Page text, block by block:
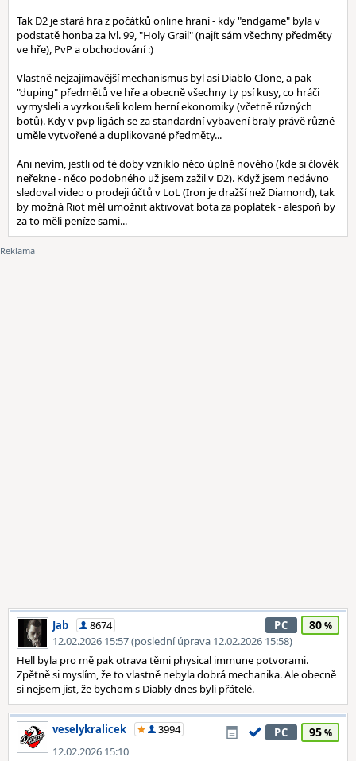
Tak D2 je stará hra z počátků online hraní - kdy "endgame" byla v
podstatě honba za lvl. 99, "Holy Grail" (najít sám všechny předměty
ve hře), PvP a obchodování :)
Vlastně nejzajímavější mechanismus byl asi Diablo Clone, a pak
"duping" předmětů ve hře a obecně všechny ty psí kusy, co hráči
vymysleli a vyzkoušeli kolem herní ekonomiky (včetně různých
botů). Kdy v pvp ligách se za standardní vybavení braly právě různé
uměle vytvořené a duplikované předměty...
Ani nevím, jestli od té doby vzniklo něco úplně nového (kde si člověk
neřekne - něco podobného už jsem zažil v D2). Když jsem nedávno
sledoval video o prodeji účtů v LoL (Iron je dražší než Diamond), tak
by možná Riot měl umožnit aktivovat bota za poplatek - alespoň by
za to měli peníze sami...
Jab
8674
12.02.2026 15:57 (poslední úprava 12.02.2026 15:58)
PC 80
Hell byla pro mě pak otrava těmi physical immune potvorami.
Zpětně si myslím, že to vlastně nebyla dobrá mechanika. Ale obecně
si nejsem jist, že bychom s Diably dnes byli přátelé.
veselykralicek
3994
12.02.2026 15:10
PC 95